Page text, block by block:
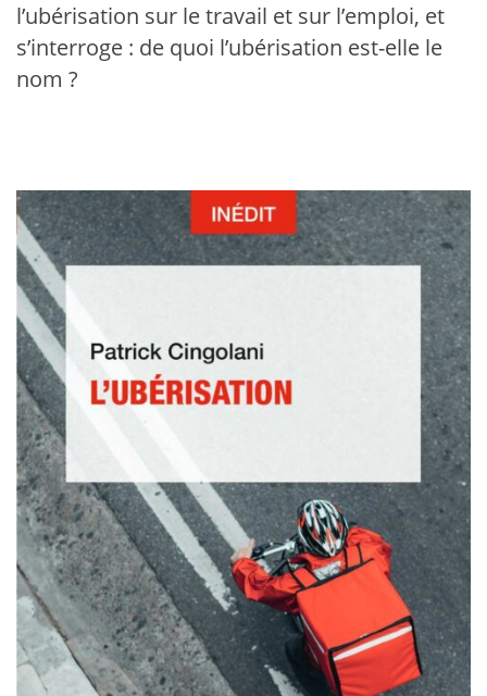
l’ubérisation sur le travail et sur l’emploi, et
s’interroge : de quoi l’ubérisation est-elle le
nom ?